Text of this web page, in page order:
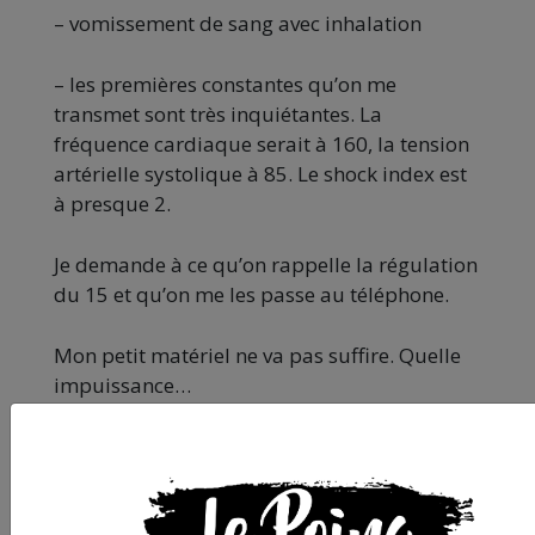
– vomissement de sang avec inhalation
– les premières constantes qu’on me
transmet sont très inquiétantes. La
fréquence cardiaque serait à 160, la tension
artérielle systolique à 85. Le shock index est
à presque 2.
Je demande à ce qu’on rappelle la régulation
du 15 et qu’on me les passe au téléphone.
Mon petit matériel ne va pas suffire. Quelle
impuissance…
demande à parler au médecin. Je me
présente en tant que médecin urgentiste : je